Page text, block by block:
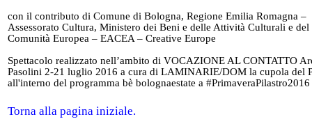
con il contributo di Comune di Bologna, Regione Emilia Romagna –
Assessorato Cultura, Ministero dei Beni e delle Attività Culturali e del
Comunità Europea – EACEA – Creative Europe
Spettacolo realizzato nell’ambito di VOCAZIONE AL CONTATTO
Pasolini 2-21 luglio 2016 a cura di LAMINARIE/DOM la cupola del
all'interno del programma bè bolognaestate a #PrimaveraPilastro2016
Torna alla pagina iniziale.